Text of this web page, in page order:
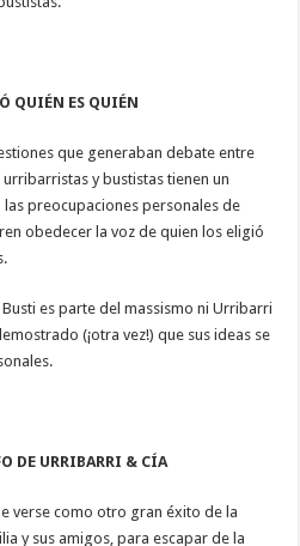
QUIÉN ES QUIÉN
que generaban debate entre
y bustistas tienen un
preocupaciones personales de
obedecer la voz de quien los eligió
es parte del massismo ni Urribarri
(¡otra vez!) que sus ideas se
DE URRIBARRI & CÍA
verse como otro gran éxito de la
y sus amigos, para escapar de la